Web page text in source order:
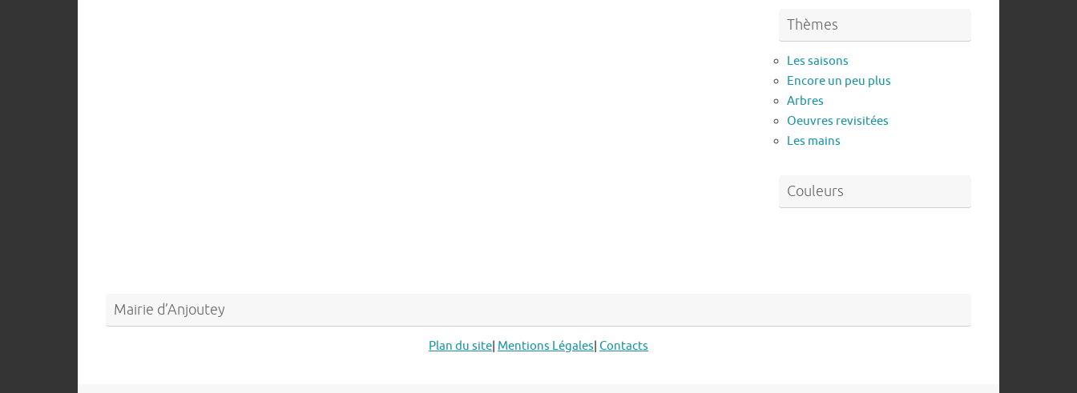
Thèmes
Les saisons
Encore un peu plus
Arbres
Oeuvres revisitées
Les mains
Couleurs
Mairie d’Anjoutey
Plan du site| Mentions Légales| Contacts